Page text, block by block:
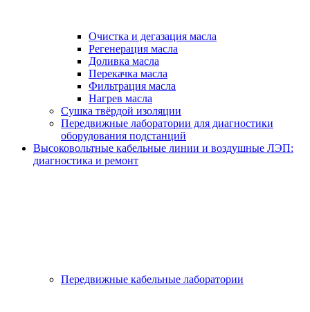
Очистка и дегазация масла
Регенерация масла
Доливка масла
Перекачка масла
Фильтрация масла
Нагрев масла
Сушка твёрдой изоляции
Передвижные лаборатории для диагностики
оборудования подстанций
Высоковольтные кабельные линии и воздушные ЛЭП:
диагностика и ремонт
Передвижные кабельные лаборатории